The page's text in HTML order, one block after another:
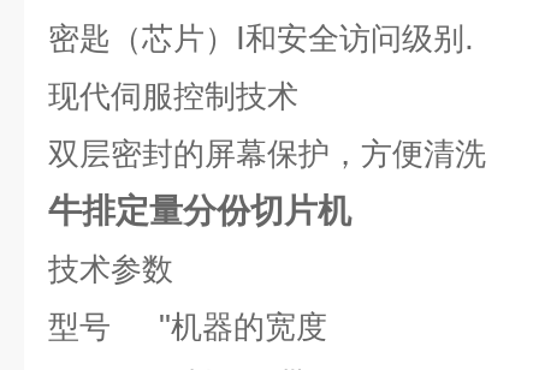
密匙（芯片） I和安全访问级别
现代伺服控制技术
双层密封的屏幕保护，方便清洗
牛排定量分份切片机
技术参数
型号 "机器的宽度